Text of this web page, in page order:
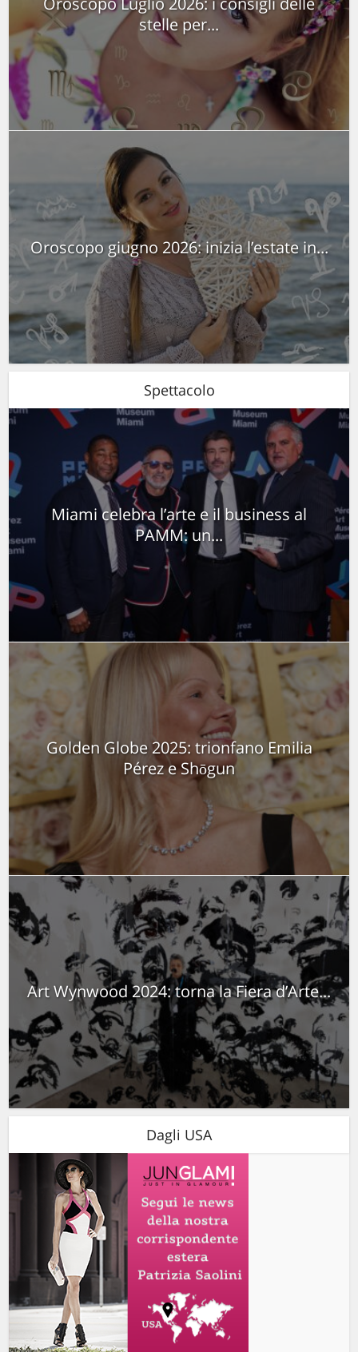
stelle per...
Oroscopo giugno 2026: inizia l’estate in...
Spettacolo
Miami celebra l’arte e il business al
PAMM: un...
Golden Globe 2025: trionfano Emilia
Pérez e Shōgun
Art Wynwood 2024: torna la Fiera d’Arte...
Dagli USA